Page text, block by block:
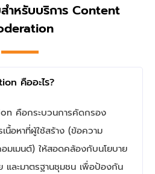
ำหรับบริการ Content
คืออะไร?
คือกระบวนการคัดกรอง
นื้อหาที่ผู้ใช้สร้าง (ข้อความ
มเมนต์) ให้สอดคล้องกับนโยบาย
ละมาตรฐานชุมชน เพื่อป้องกัน